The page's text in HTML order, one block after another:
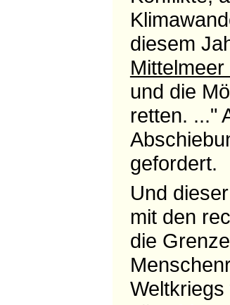
diesem
und die
retten. ..."
gefordert.
Und
mit den
die